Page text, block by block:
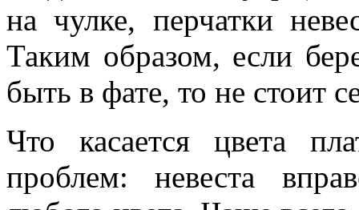
на чулке, перчатки
Таким образом, если
быть в фате, то не стоит
Что касается цвета
проблем: невеста